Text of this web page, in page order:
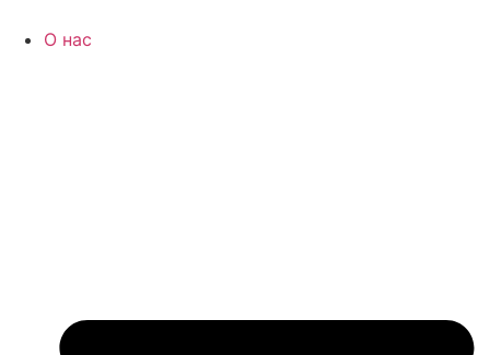
О нас